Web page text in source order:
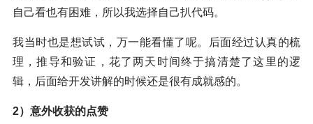
自己看也有困难，所以我选择自己扒代码。
我当时也是想试试，万一能看懂了呢。后面经过认真的梳
理，推导和验证，花了两天时间终于搞清楚了这里的逻
辑，后面给开发讲解的时候还是很有成就感的。
2）意外收获的点赞